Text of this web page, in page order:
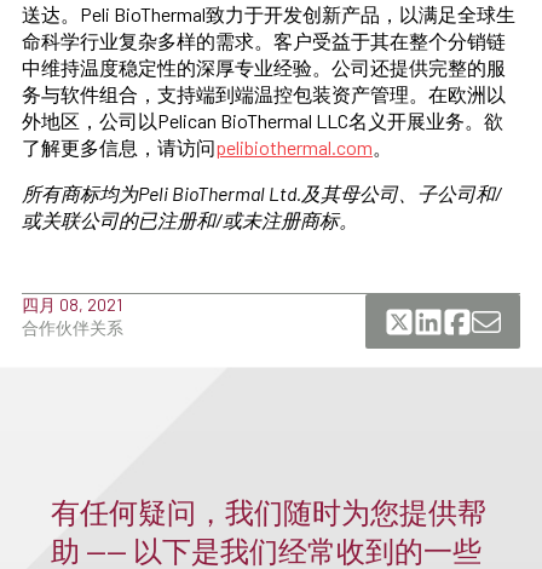
送达。Peli BioThermal致力于开发创新产品，以满足全球生
命科学行业复杂多样的需求。客户受益于其在整个分销链
中维持温度稳定性的深厚专业经验。公司还提供完整的服
务与软件组合，支持端到端温控包装资产管理。在欧洲以
外地区，公司以Pelican BioThermal LLC名义开展业务。欲
了解更多信息，请访问pelibiothermal.com
所有商标均为Peli BioThermal Ltd.及其母公司、子公司和/
或关联公司的已注册和/或未注册商标。
四月 08, 2021
合作伙伴关系
有任何疑问，我们随时为您提供帮
助 —— 以下是我们经常收到的一些